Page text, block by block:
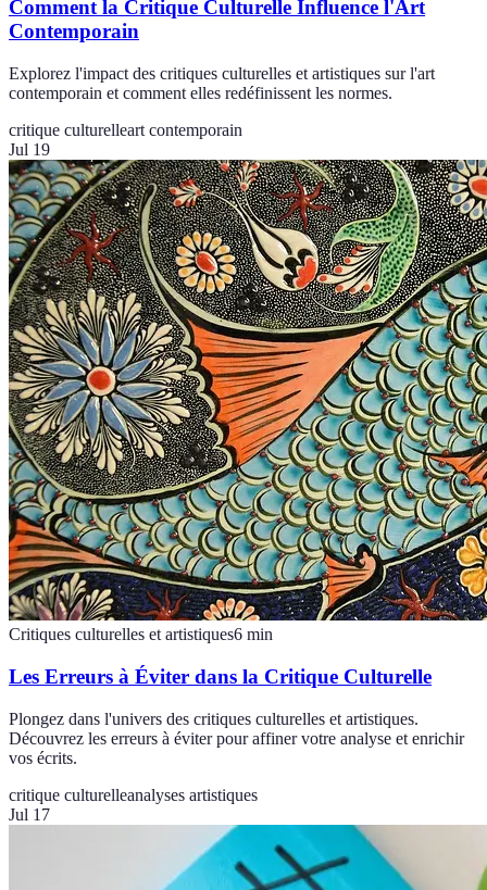
Comment la Critique Culturelle Influence l'Art
Contemporain
Explorez l'impact des critiques culturelles et artistiques sur l'art
contemporain et comment elles redéfinissent les normes.
critique culturelleart contemporain
Jul 19
Critiques culturelles et artistiques6 min
Les Erreurs à Éviter dans la Critique Culturelle
Plongez dans l'univers des critiques culturelles et artistiques.
Découvrez les erreurs à éviter pour affiner votre analyse et enrichir
vos écrits.
critique culturelleanalyses artistiques
Jul 17